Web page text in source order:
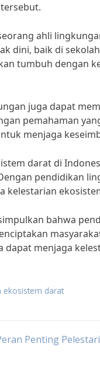
ahli
dini, baik di
tumbuh dengan
juga dapat
pemahaman
menjaga
darat di
pendidikan
kelestarian
bahwa
dapat menjaga
ekosistem darat
Penting